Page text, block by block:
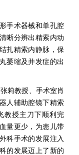
手术器械和单孔腔
晰分辨出精索内动
扎精索内静脉，保
萎缩及并发症的出
莉教授、手术室肖
人辅助腔镜下精索
教授主刀下顺利完
量更少，为患儿带
科手术的发展注入
的发展迈上了新的